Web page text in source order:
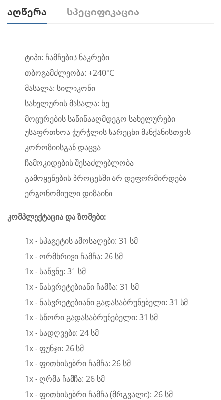
Აღწერა Სპეციფიკაცია
ტიპი: ჩამჩების ნაკრები
თბოგამძლეობა: +240°C
მასალა: სილიკონი
სახელურის მასალა: ხე
მოცურების საწინააღმდეგო სახელურები
უსაფრთხოა ჭურჭლის სარეცხი მანქანისთვის
კოროზიისგან დაცვა
ჩამოკიდების შესაძლებლობა
გამოყენების პროცესში არ დეფორმირდება
ერგონომიული დიზაინი
კომპლექტაცია და ზომები:
1x - სპაგეტის ამოსაღები: 31 სმ
1x - ორმხრივი ჩამჩა: 26 სმ
1x - საწვნე: 31 სმ
1x - ნასვრეტებიანი ჩამჩა: 31 სმ
1x - ნასვრეტებიანი გადასაბრუნებელი: 31 სმ
1x - სწორი გადასაბრუნებელი: 31 სმ
1x - სადღვები: 24 სმ
1x - ფუნჯი: 26 სმ
1x - ფითხისებრი ჩამჩა: 26 სმ
1x - ღრმა ჩამჩა: 26 სმ
1x - ფითხისებრი ჩამჩა (მრგვალი): 26 სმ